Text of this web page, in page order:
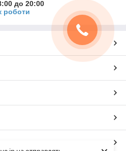
до 20:00
роботи